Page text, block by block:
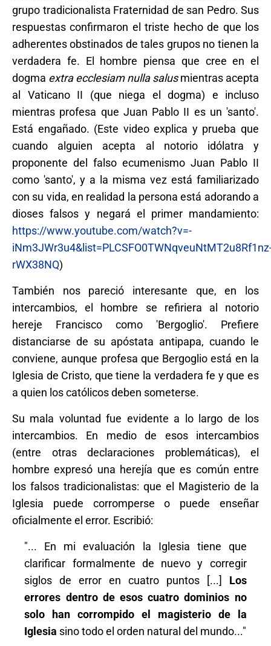
grupo tradicionalista Fraternidad de san Pedro. Sus
respuestas confirmaron el triste hecho de que los
adherentes obstinados de tales grupos no tienen la
verdadera fe. El hombre piensa que cree en el
dogma extra ecclesiam nulla salusmientras acepta
al Vaticano II (que niega el dogma) e incluso
mientras profesa que Juan Pablo II es un 'santo'.
Está engañado. (Este video explica y prueba que
cuando alguien acepta al notorio idólatra y
proponente del falso ecumenismo Juan Pablo II
como 'santo', y a la misma vez está familiarizado
con su vida, en realidad la persona está adorando a
dioses falsos y negará el primer mandamiento:
https://www.youtube.com/watch?v=-
rWX38NQ)
También nos pareció interesante que, en los
intercambios, el hombre se refiriera al notorio
hereje Francisco como 'Bergoglio'. Prefiere
distanciarse de su apóstata antipapa, cuando le
conviene, aunque profesa que Bergoglio está en la
Iglesia de Cristo, que tiene la verdadera fe y que es
a quien los católicos deben someterse.
Su mala voluntad fue evidente a lo largo de los
intercambios. En medio de esos intercambios
(entre otras declaraciones problemáticas), el
hombre expresó una herejía que es común entre
los falsos tradicionalistas: que el Magisterio de la
Iglesia puede corromperse o puede enseñar
oficialmente el error. Escribió:
"... En mi evaluación la Iglesia tiene que
clarificar formalmente de nuevo y corregir
siglos de error en cuatro puntos [...] Los
errores dentro de esos cuatro dominios no
solo han corrompido el magisterio de la
Iglesia sino todo el orden natural del mundo..."